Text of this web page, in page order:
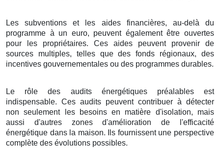
Les subventions et les aides financières, au-delà du
programme à un euro, peuvent également être ouvertes
pour les propriétaires. Ces aides peuvent provenir de
sources multiples, telles que des fonds régionaux, des
incentives gouvernementales ou des programmes durables.
Le rôle des audits énergétiques préalables est
indispensable. Ces audits peuvent contribuer à détecter
non seulement les besoins en matière d'isolation, mais
aussi d'autres zones d'amélioration de l'efficacité
énergétique dans la maison. Ils fournissent une perspective
complète des évolutions possibles.